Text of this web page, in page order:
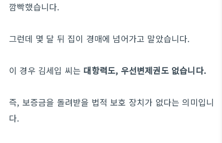
깜빡했습니다.
그런데 몇 달 뒤 집이 경매에 넘어가고 말았습니다.
이 경우 김세입 씨는 대항력도, 우선변제권도 없습니다.
즉, 보증금을 돌려받을 법적 보호 장치가 없다는 의미입니
다.